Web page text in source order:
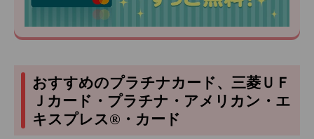
おすすめのプラチナカード、三菱ＵＦ
Ｊカード・プラチナ・アメリカン・エ
キスプレス®・カード